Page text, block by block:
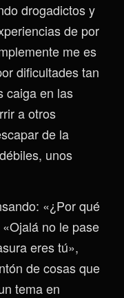
drogadictos y
de por
me es
dificultades tan
caiga en las
a otros
de la
unos
«¿Por qué
no le pase
eres tú»,
de cosas que
tema en